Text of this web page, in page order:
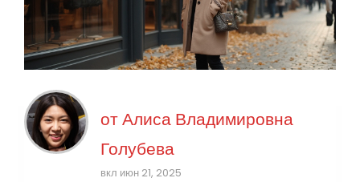
отАлиса Владимировна
Голубева
вкл июн 21, 2025